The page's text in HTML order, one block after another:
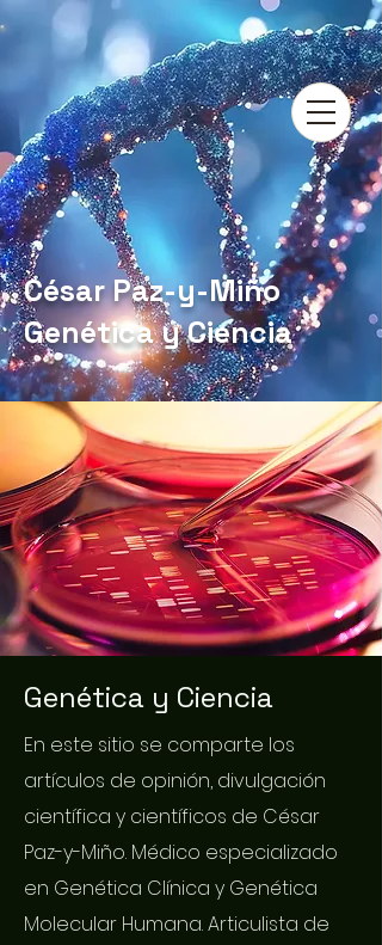
César Paz-y-Miño
Genética y Ciencia
Genética y Ciencia
En este sitio se comparte los
artículos de opinión, divulgación
científica y científicos de César
Paz-y-Miño. Médico especializado
en Genética Clínica y Genética
Molecular Humana. Articulista de